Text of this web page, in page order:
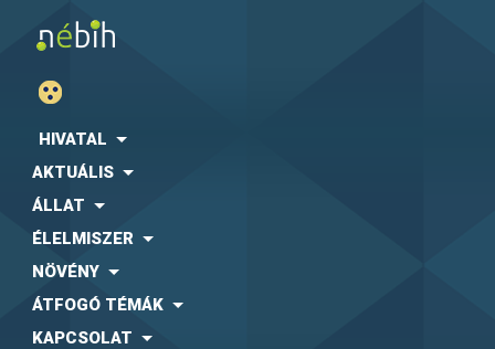
HIVATAL
AKTUÁLIS
ÁLLAT
ÉLELMISZER
NÖVÉNY
ÁTFOGÓ TÉMÁK
KAPCSOLAT